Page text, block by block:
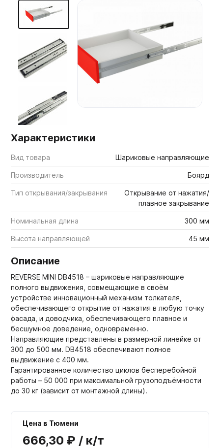
Мебельные образцы, каталоги
Характеристики
Вид товара Шариковые направляющие
Производитель Боярд
Тип открывания/закрывания
Открывание от нажатия/
плавное закрывание
Номинальная длина 300 мм
Высота направляющей 45 мм
Описание
REVERSE MINI DB4518 – шариковые направляющие
полного выдвижения, совмещающие в своём
устройстве инновационный механизм толкателя,
обеспечивающего открытие от нажатия в любую точку
фасада, и доводчика, обеспечивающего плавное и
бесшумное доведение, одновременно.
Направляющие представлены в размерной линейке от
300 до 500 мм. DB4518 обеспечивают полное
выдвижение с 400 мм.
Гарантированное количество циклов бесперебойной
работы – 50 000 при максимальной грузоподъёмности
до 30 кг (зависит от монтажной длины).
Цена в Тюмени
666,30 ₽ / к/т